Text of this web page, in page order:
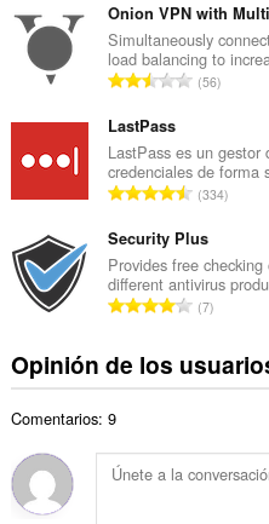
o
t
a
e
v
a
o
r
a
c
o
n
:
m
e
r
o
t
a
d
e
v
a
o
r
i
o
Onion VPN with
Simultaneously
load balancing to
N
e
r
o
o
t
a
e
v
o
56
LastPass
LastPass es un gestor
credenciales de forma
N
m
e
r
o
o
t
d
e
334
Security Plus
Provides free
different antivirus
N
e
t
o
7
Opinión de los
Comentarios: 9